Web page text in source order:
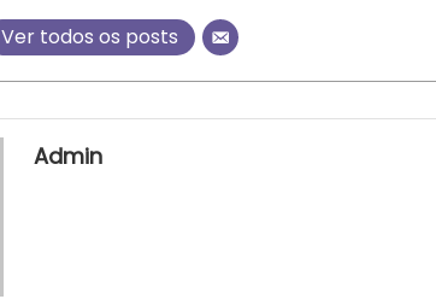
Ver todos os posts
Admin